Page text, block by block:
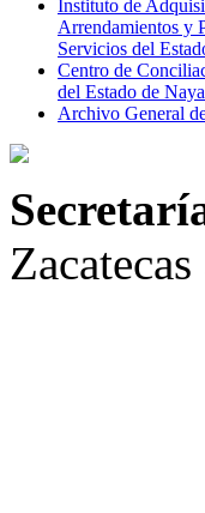
Instituto de
Arrendamientos y
Servicios del
Centro de
del Estado de
Archivo General